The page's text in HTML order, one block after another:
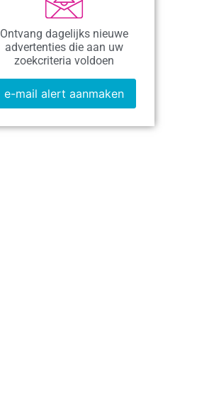
Ontvang dagelijks nieuwe
advertenties die aan uw
zoekcriteria voldoen
e-mail alert aanmaken